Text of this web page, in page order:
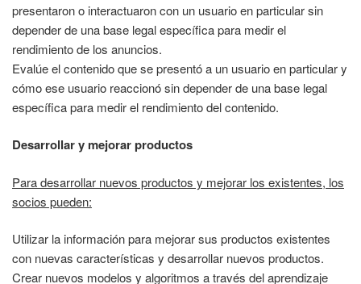
presentaron o interactuaron con un usuario en particular sin
depender de una base legal específica para medir el
rendimiento de los anuncios.
Evalúe el contenido que se presentó a un usuario en particular y
cómo ese usuario reaccionó sin depender de una base legal
específica para medir el rendimiento del contenido.
Desarrollar y mejorar productos
Para desarrollar nuevos productos y mejorar los existentes, los
socios pueden:
Utilizar la información para mejorar sus productos existentes
con nuevas características y desarrollar nuevos productos.
Crear nuevos modelos y algoritmos a través del aprendizaje